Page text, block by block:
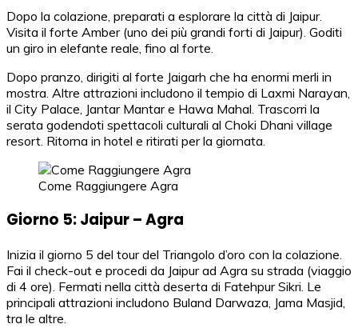
Dopo la colazione, preparati a esplorare la città di Jaipur.
Visita il forte Amber (uno dei più grandi forti di Jaipur). Goditi
un giro in elefante reale, fino al forte.
Dopo pranzo, dirigiti al forte Jaigarh che ha enormi merli in
mostra. Altre attrazioni includono il tempio di Laxmi Narayan,
il City Palace, Jantar Mantar e Hawa Mahal. Trascorri la
serata godendoti spettacoli culturali al Choki Dhani village
resort. Ritorna in hotel e ritirati per la giornata.
Come Raggiungere Agra
Giorno 5: Jaipur – Agra
Inizia il giorno 5 del tour del Triangolo d’oro con la colazione.
Fai il check-out e procedi da Jaipur ad Agra su strada (viaggio
di 4 ore). Fermati nella città deserta di Fatehpur Sikri. Le
principali attrazioni includono Buland Darwaza, Jama Masjid,
tra le altre.